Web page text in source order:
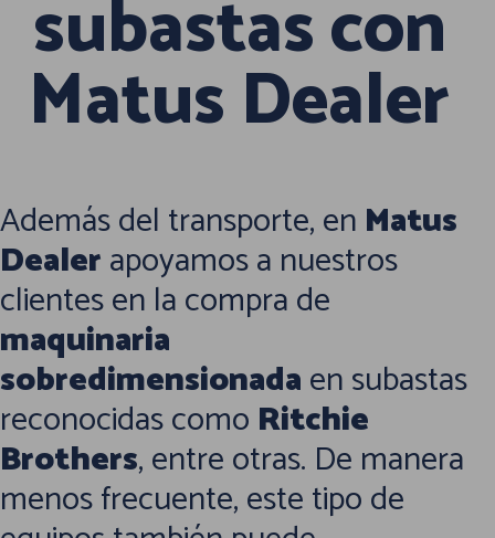
subastas con
Matus Dealer
Además del transporte, en Matus
Dealerapoyamos a nuestros
clientes en la compra de
maquinaria
sobredimensionadaen subastas
reconocidas como Ritchie
Brothers, entre otras. De manera
menos frecuente, este tipo de